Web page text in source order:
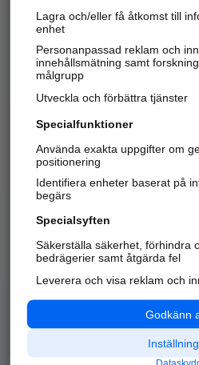
Sök företag, personer och
Hitta telefonnummer, adresser,
Kom
Alla kategorier
API & Kartor
Lagra och/eller få åtkomst till
enhet
Personanpassad reklam och
innehållsmätning samt
målgrupp
Utveckla och förbättra tjänster
Specialfunktioner
Använda exakta uppgifter om
positionering
Identifiera enheter baserat på
begärs
Specialsyften
Säkerställa säkerhet, förhindra
bedrägerier samt åtgärda fel
Leverera och visa reklam och
Godkänn